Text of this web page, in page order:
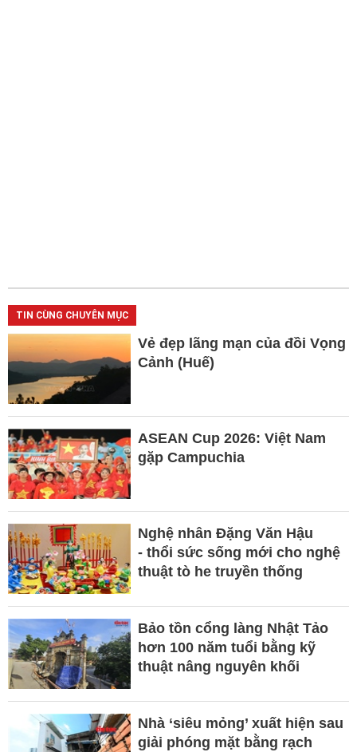
TIN CÙNG CHUYÊN MỤC
Vẻ đẹp lãng mạn của đồi Vọng
Cảnh (Huế)
ASEAN Cup 2026: Việt Nam
gặp Campuchia
Nghệ nhân Đặng Văn Hậu
- thổi sức sống mới cho nghệ
thuật tò he truyền thống
Bảo tồn cổng làng Nhật Tảo
hơn 100 năm tuổi bằng kỹ
thuật nâng nguyên khối
Nhà ‘siêu mỏng’ xuất hiện sau
giải phóng mặt bằng rạch